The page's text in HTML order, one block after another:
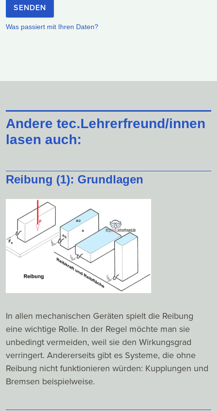
SENDEN
Was passiert mit Ihren Daten?
Andere tec.Lehrerfreund/innen
lasen auch:
Reibung (1): Grundlagen
In allen mechanischen Geräten spielt die Reibung
eine wichtige Rolle. In der Regel möchte man sie
unbedingt vermeiden, weil sie den Wirkungsgrad
verringert. Andererseits gibt es Systeme, die ohne
Reibung nicht funktionieren würden: Kupplungen und
Bremsen beispielweise.